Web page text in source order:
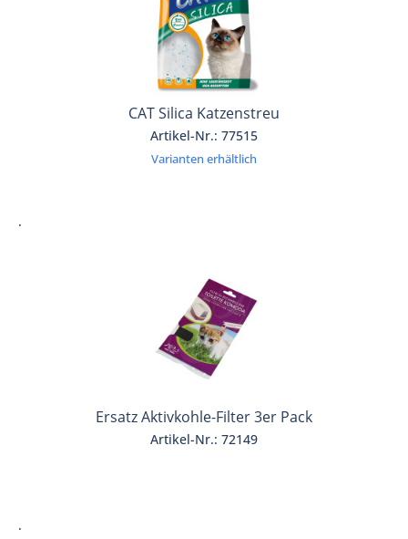
CAT Silica Katzenstreu
Artikel-Nr.: 77515
Varianten erhältlich
.
Ersatz Aktivkohle-Filter 3er Pack
Artikel-Nr.: 72149
.